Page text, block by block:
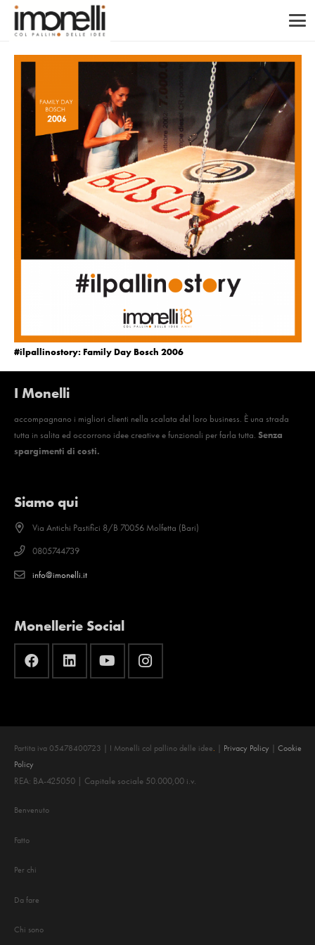
#ilpallinostory: Family Day Bosch 2006
I Monelli
accompagnano i migliori clienti nella scalata del loro business. È una strada
tutta in salita ed occorrono idee creative e funzionali per farla tutta. Senza
spargimenti di costi.
Siamo qui
Via Antichi Pastifici 8/B 70056 Molfetta (Bari)
0805744739
info@imonelli.it
Monellerie Social
Partita iva 05478400723 | I Monelli col pallino delle idee | Privacy Policy | Cookie
Policy
REA: BA-425050 | Capitale sociale 50.000,00 i.v.
Benvenuto
Fatto
Per chi
Da fare
Chi sono